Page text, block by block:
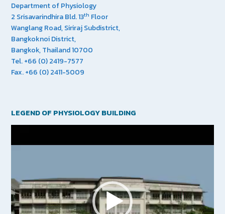
Department of Physiology
2 Srisavarindhira Bld. 13th Floor
Wanglang Road, Siriraj Subdistrict,
Bangkoknoi District,
Bangkok, Thailand 10700
Tel. +66 (0) 2419-7577
Fax. +66 (0) 2411-5009
LEGEND OF PHYSIOLOGY BUILDING